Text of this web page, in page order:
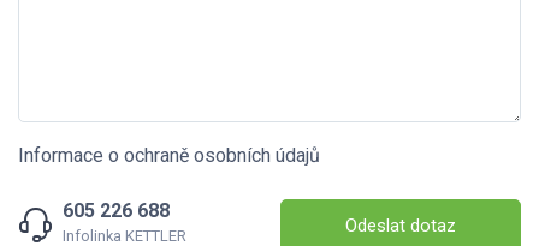
Informace o ochraně osobních údajů
605 226 688
Infolinka KETTLER Odeslat dotaz